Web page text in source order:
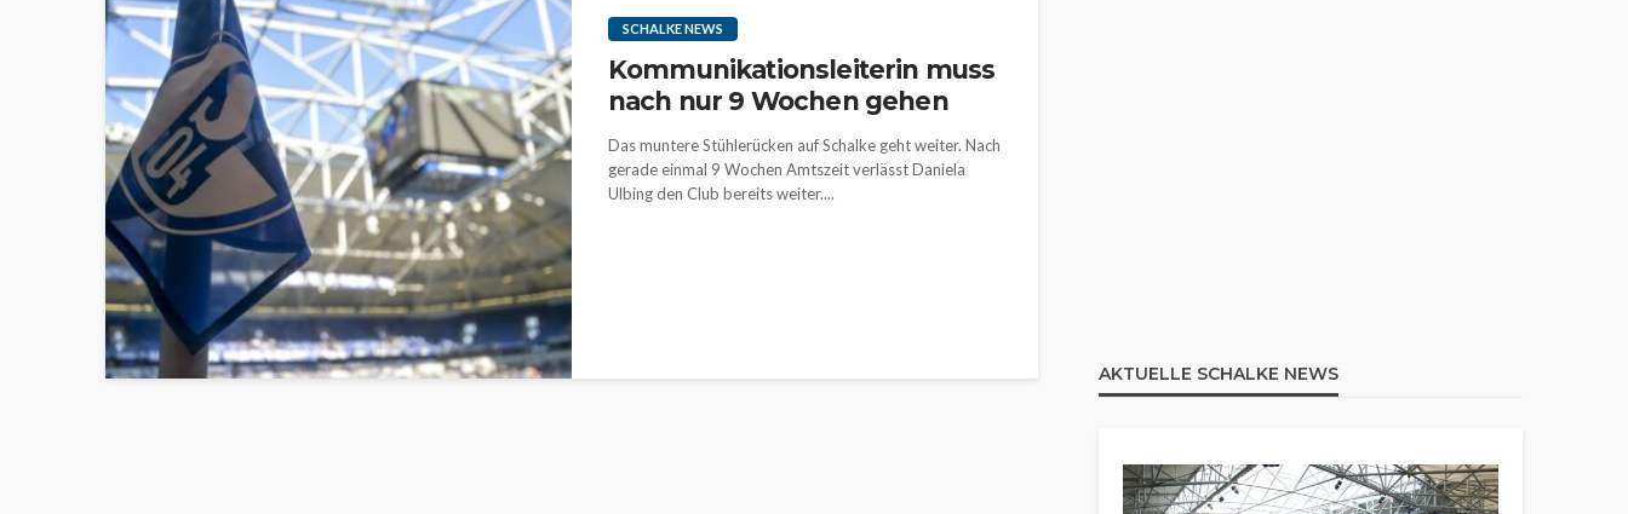
SCHALKE NEWS
Kommunikationsleiterin muss
nach nur 9 Wochen gehen
Das muntere Stühlerücken auf Schalke geht weiter. Nach
gerade einmal 9 Wochen Amtszeit verlässt Daniela
Ulbing den Club bereits weiter....
AKTUELLE SCHALKE NEWS